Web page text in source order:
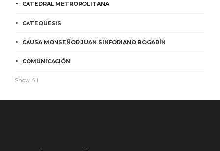
CATEDRAL METROPOLITANA
CATEQUESIS
CAUSA MONSEÑOR JUAN SINFORIANO BOGARÍN
COMUNICACIÓN
Show All